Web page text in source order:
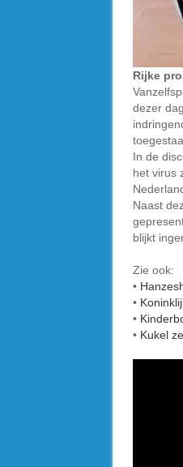
Rijke
dezer
In de
het virus
Naast
blijkt
Zie ook:
•
•
•
• Kukel